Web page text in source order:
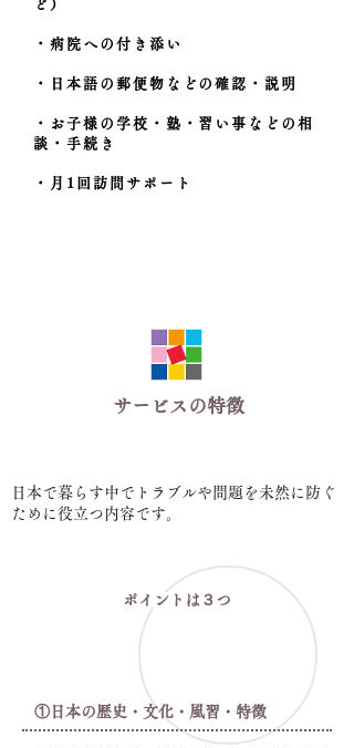
ど）
・病院への付き添い
・日本語の郵便物などの確認・説明
・お子様の学校・塾・習い事などの相
談・手続き
・月1回訪問サポート
サービスの特徴
日本で暮らす中でトラブルや問題を未然に防ぐ
ために役立つ内容です。
ポイントは３つ
①日本の歴史・文化・風習・特徴